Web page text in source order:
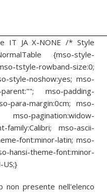
IT JA X-NONE /* Style
{mso-style-
tstyle-rowband-size:0;
style-noshow:yes; mso-
mso-padding-
para-margin:0cm; mso-
mso-pagination:widow-
mso-ascii-
font:minor-latin; mso-
hansi-theme-font:minor-
non presente nell'elenco